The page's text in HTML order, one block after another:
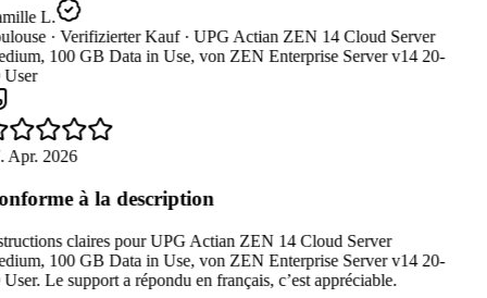
L.
· Verifizierter Kauf · UPG Actian ZEN 14 Cloud Server
100 GB Data in Use, von ZEN Enterprise Server v14 20-
Apr. 2026
à la description
claires pour UPG Actian ZEN 14 Cloud Server
100 GB Data in Use, von ZEN Enterprise Server v14 20-
Le support a répondu en français, c’est appréciable.